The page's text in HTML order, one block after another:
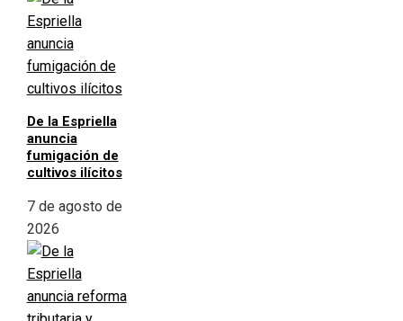
De la Espriella
anuncia
fumigación de
cultivos ilícitos
7 de agosto de
2026